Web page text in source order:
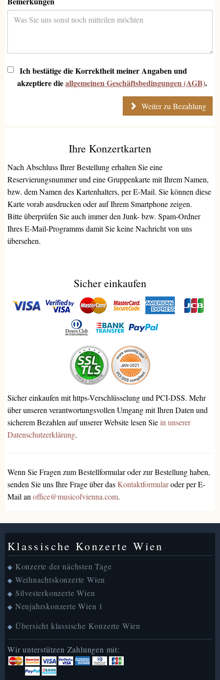
Ich bestätige die Korrektheit meiner Angaben und
akzeptiere dieallgemeinen Geschäftsbedingungen (AGB).
Weiter zu Bezahlung
Ihre Konzertkarten
Nach Abschluss Ihrer Bestellung erhalten Sie eine
Reservierungsnummer und eine Gruppenkarte mit Ihrem Namen,
bzw. dem Namen des Kartenhalters, per E-Mail. Sie können diese
Karte vorab ausdrucken oder auf Ihrem Smartphone zeigen.
Bitte überprüfen Sie auch immer den Junk- bzw. Spam-Ordner
Ihres E-Mail-Programms damit Sie keine Nachricht von uns
übersehen.
Sicher einkaufen
Sicher einkaufen mit https-Verschlüsselung und PCI-DSS. Mehr
über unseren verantwortungsvollen Umgang mit Ihren Daten und
sicherem Bezahlen auf unserer Website lesen Siein unserer
Datenschutzerklärung.
Wenn Sie Fragen zum Bestellformular oder zur Bestellung haben,
senden Sie uns Ihre Frage über dasKontaktformularoder per E-
Mail an office@musicofvienna.com.
Klassische Konzerte Wien
◆ Konzerte der nächsten Tage
◆ Weihnachtskonzerte Wien
◆ Silvesterkonzerte Wien
◆ Neujahrskonzerte Wien 1
◆ Übersicht klassische Konzerte Wien
Wir unterstützen Zahlungen mit: